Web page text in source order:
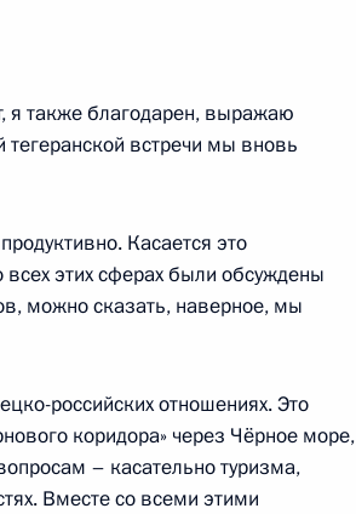
я также благодарен, выражаю
тегеранской встречи мы вновь
Касается это
этих сферах были обсуждены
можно сказать, наверное, мы
российских отношениях. Это
коридора» через Чёрное море,
– касательно туризма,
Вместе со всеми этими